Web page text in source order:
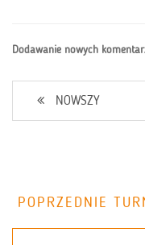
Dodawanie nowych
NOWSZY
POPRZEDNIE